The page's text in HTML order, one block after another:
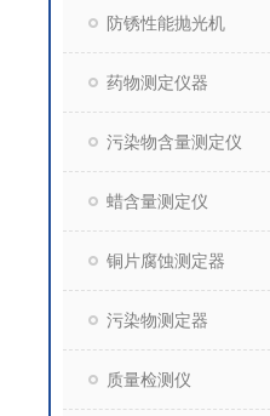
防锈性能抛光机
药物测定仪器
污染物含量测定仪
蜡含量测定仪
铜片腐蚀测定器
污染物测定器
质量检测仪